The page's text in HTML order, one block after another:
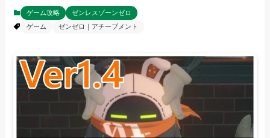
ゲーム攻略
ゼンレスゾーンゼロ
ゲーム
ゼンゼロ｜アチーブメント